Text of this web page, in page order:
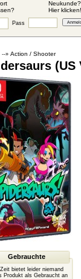
Neukunde?
Hier klicken!
Pass
--» Action / Shooter
(US
Gebrauchte
bietet leider niemand
Produkt als Gebraucht an